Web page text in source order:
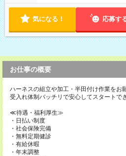
気になる！ 応募す
お仕事の概要
ハーネスの組立や加工・半田付け作業をお
受入れ体制バッチリで安心してスタートで
≪待遇・福利厚生≫
・日払い制度
・社会保険完備
・無料定期健診
・有給休暇
・年末調整